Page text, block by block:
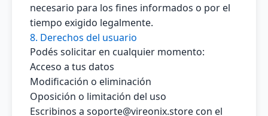
necesario para los fines informados o por el
tiempo exigido legalmente.
8. Derechos del usuario
Podés solicitar en cualquier momento:
Acceso a tus datos
Modificación o eliminación
Oposición o limitación del uso
Escribinos a soporte@vireonix.store con el